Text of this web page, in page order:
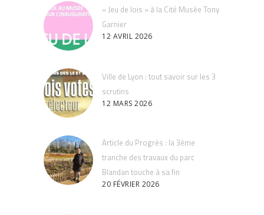
« Jeu de lois » à la Cité Musée Tony
Garnier
12 AVRIL 2026
Ville de Lyon : tout savoir sur les 3
scrutins
12 MARS 2026
Article du Progrès : la 3ème
tranche des travaux du parc
Blandan touche à sa fin
20 FÉVRIER 2026